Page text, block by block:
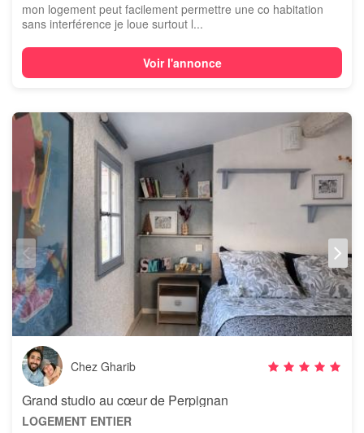
mon logement peut facilement permettre une co habitation
sans interférence je loue surtout l...
Voir l'annonce
Chez Gharib
Grand studio au cœur de Perpignan
LOGEMENT ENTIER